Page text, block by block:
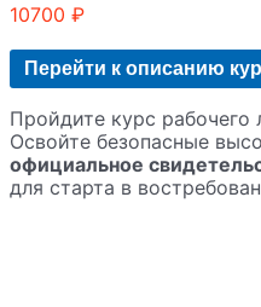
10700 ₽
Перейти к описанию
Пройдите курс
Освойте безопасные
официальное
для старта в